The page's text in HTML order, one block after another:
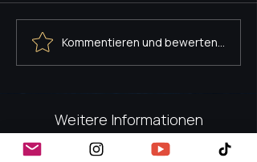
LAUENROTH NETWORK
WÄCHST.
Kommentieren und bewerten...
Weitere Informationen